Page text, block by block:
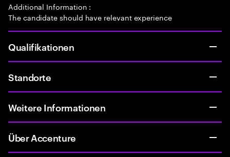
Additional Information :
The candidate should have relevant experience
Qualifikationen
Standorte
Weitere Informationen
Über Accenture